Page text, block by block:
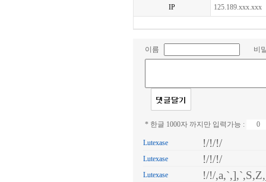
IP 125.189.xxx.xxx
이름 비
* 한글 1000자 까지만 입력가능 :
Lutexase !/!/!/
Lutexase !/!/!/
Lutexase !/!/